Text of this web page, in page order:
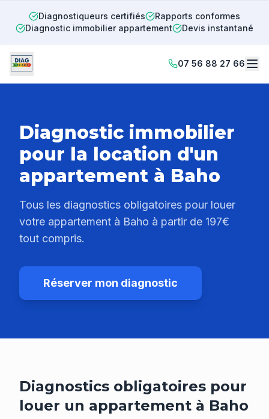
Diagnostiqueurs certifiés
Rapports conformes
Diagnostic immobilier appartement
Devis instantané
07 56 88 27 66
Diagnostic immobilier
pour la location d'un
appartement à Baho
Tous les diagnostics obligatoires pour louer
votre appartement à Baho à partir de 197€
tout compris.
Réserver mon diagnostic
Diagnostics obligatoires pour
louer un appartement à Baho